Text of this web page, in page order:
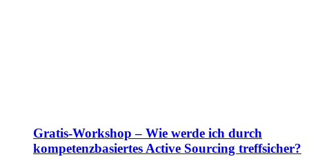
Gratis-Workshop – Wie werde ich durch
kompetenzbasiertes Active Sourcing treffsicher?